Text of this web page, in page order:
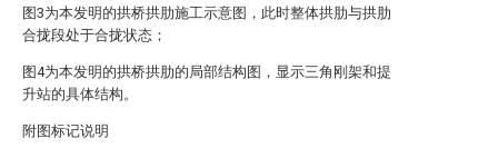
图3为本发明的拱桥拱肋施工示意图，此时整体拱肋与拱肋
合拢段处于合拢状态；
图4为本发明的拱桥拱肋的局部结构图，显示三角刚架和提
升站的具体结构。
附图标记说明